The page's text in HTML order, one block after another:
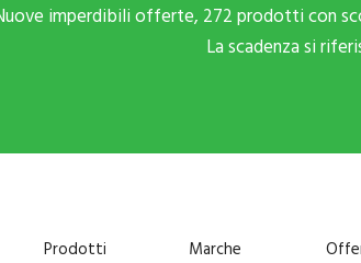
imperdibili offerte, 272 prodotti con
La scadenza si
Prodotti Marche